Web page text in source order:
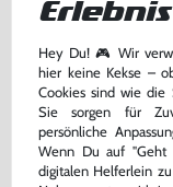
Action Replay +
Hey Du! 🎮 Wir
hier keine Kekse –
Cookies sind wie die
Sie sorgen für
persönliche
Wenn Du auf "Geht
digitalen Helferlein